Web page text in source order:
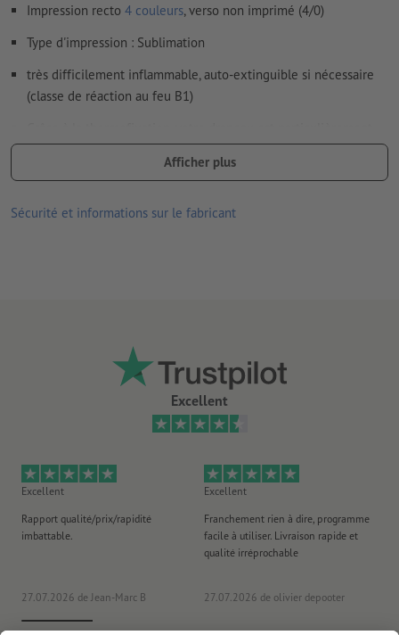
Impression recto 4 couleurs, verso non imprimé (4/0)
Type d'impression : Sublimation
très difficilement inflammable, auto-extinguible si nécessaire
(classe de réaction au feu B1)
résistant, lavable, et repassable
Galon de renfort disponible en noir ou blanc
ourlet périphérique pour une plus grande durabilité
Afficher plus
Sécurité et informations sur le fabricant
Excellent
Excellent
Rapport qualité/prix/rapidité
imbattable.
27.07.2026 de Jean-Marc B
Excellent
Franchement rien à dire, programme
facile à utiliser. Livraison rapide et
qualité irréprochable
27.07.2026 de olivier depooter